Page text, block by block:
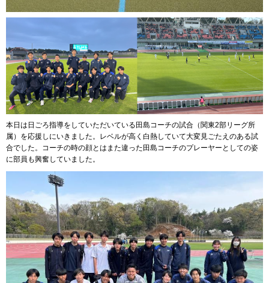
本日は日ごろ指導をしていただいている田島コーチの試合（関東2部リーグ所
属）を応援しにいきました。レベルが高く白熱していて大変見ごたえのある試
合でした。コーチの時の顔とはまた違った田島コーチのプレーヤーとしての姿
に部員も興奮していました。